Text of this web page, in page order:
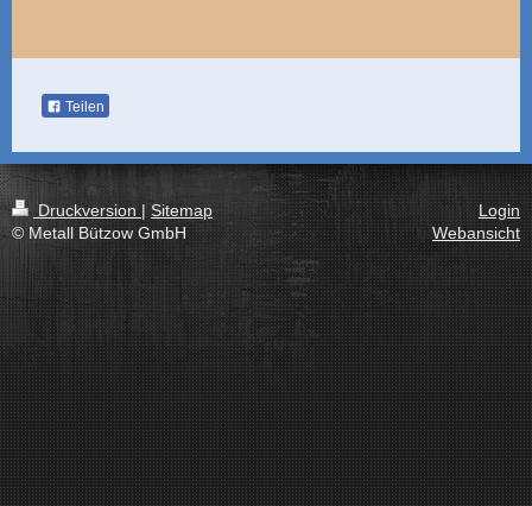
Teilen
Druckversion | Sitemap
© Metall Bützow GmbH
Login
Webansicht